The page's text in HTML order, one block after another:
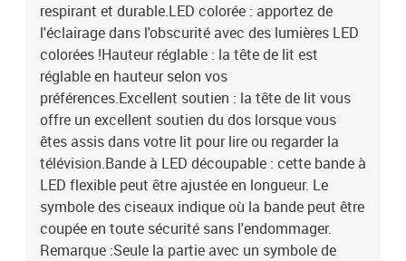
respirant et durable.LED colorée : apportez de
l'éclairage dans l'obscurité avec des lumières LED
colorées !Hauteur réglable : la tête de lit est
réglable en hauteur selon vos
préférences.Excellent soutien : la tête de lit vous
offre un excellent soutien du dos lorsque vous
êtes assis dans votre lit pour lire ou regarder la
télévision.Bande à LED découpable : cette bande à
LED flexible peut être ajustée en longueur. Le
symbole des ciseaux indique où la bande peut être
coupée en toute sécurité sans l'endommager.
Remarque :Seule la partie avec un symbole de